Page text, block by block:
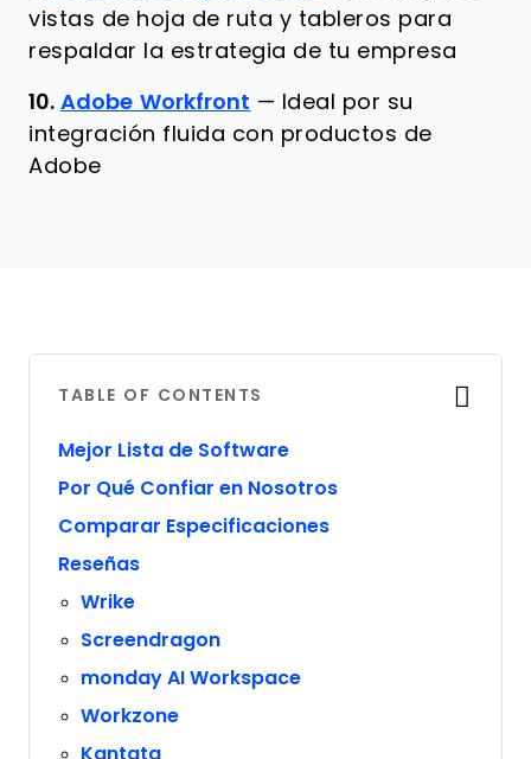
vistas de hoja de ruta y tableros para
respaldar la estrategia de tu empresa
10. Adobe Workfront — Ideal por su
integración fluida con productos de
Adobe
TABLE OF CONTENTS
Mejor Lista de Software
Por Qué Confiar en Nosotros
Comparar Especificaciones
Reseñas
Wrike
Screendragon
monday AI Workspace
Workzone
Kantata